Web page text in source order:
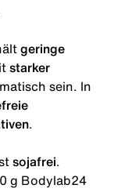
geringe
starker
sein. In
.
sojafrei.
g Bodylab24